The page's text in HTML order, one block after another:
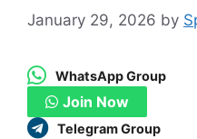
January 29, 2026 by
WhatsApp Group
Join Now
Telegram Group